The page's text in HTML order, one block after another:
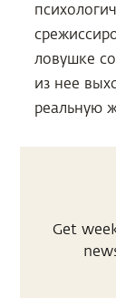
ловушке
из нее
реальную
Get